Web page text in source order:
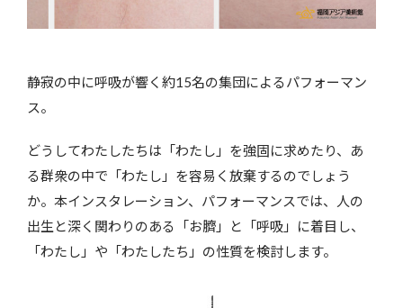
静寂の中に呼吸が響く約15名の集団によるパフォーマン
ス。
どうしてわたしたちは「わたし」を強固に求めたり、あ
る群衆の中で「わたし」を容易く放棄するのでしょう
か。本インスタレーション、パフォーマンスでは、人の
出生と深く関わりのある「お臍」と「呼吸」に着目し、
「わたし」や「わたしたち」の性質を検討します。